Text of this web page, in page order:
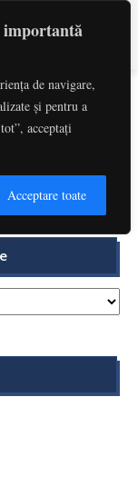
importantă
de navigare,
și pentru a
acceptați
Acceptare toate
In Plata
în plată oglindit